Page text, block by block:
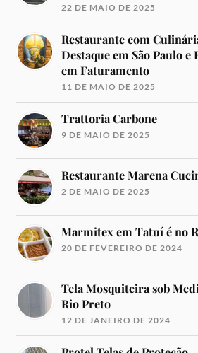
22 DE MAIO DE 2025
Restaurante com
Destaque em São Paulo e
em Faturamento
11 DE MAIO DE 2025
Trattoria Carbone
9 DE MAIO DE 2025
Restaurante Marena
2 DE MAIO DE 2025
Marmitex em Tatuí é no
20 DE FEVEREIRO DE 2024
Tela Mosquiteira sob
Rio Preto
12 DE JANEIRO DE 2024